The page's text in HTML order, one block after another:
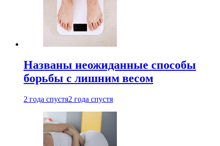
Названы неожиданные способы
борьбы с лишним весом
2 года спустя2 года спустя